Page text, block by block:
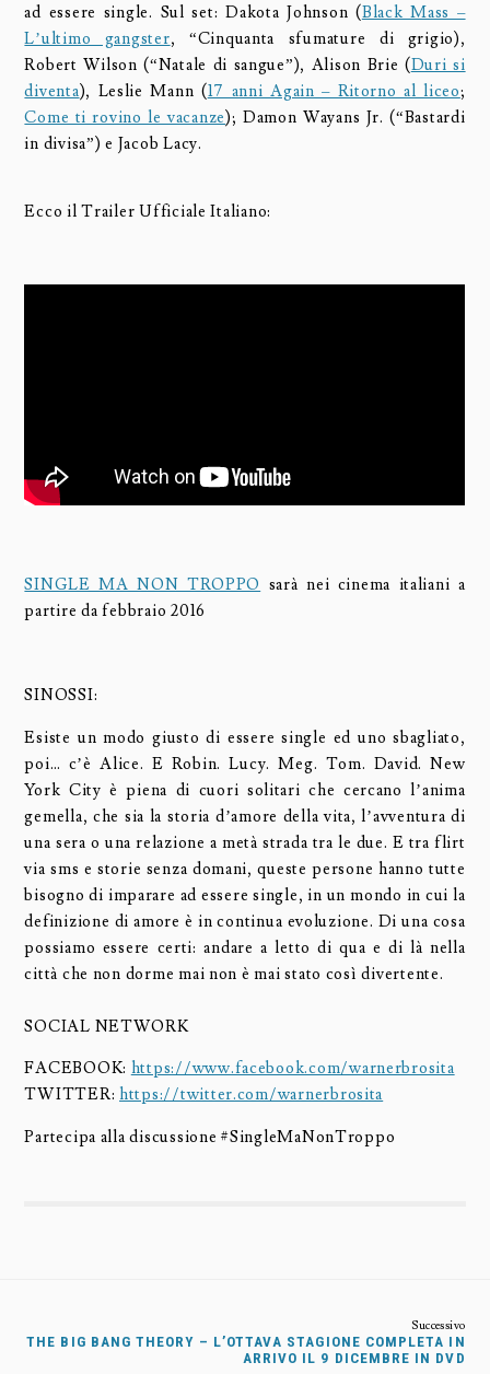
ad essere single. Sul set: Dakota Johnson (Black Mass –
L’ultimo gangster, “Cinquanta sfumature di grigio),
Robert Wilson (“Natale di sangue”), Alison Brie (Duri si
diventa), Leslie Mann (17 anni Again – Ritorno al liceo;
Come ti rovino le vacanze); Damon Wayans Jr. (“Bastardi
in divisa”) e Jacob Lacy.
Ecco il Trailer Ufficiale Italiano:
SINGLE MA NON TROPPO sarà nei cinema italiani a
partire da febbraio 2016
SINOSSI:
Esiste un modo giusto di essere single ed uno sbagliato,
poi… c’è Alice. E Robin. Lucy. Meg. Tom. David. New
York City è piena di cuori solitari che cercano l’anima
gemella, che sia la storia d’amore della vita, l’avventura di
una sera o una relazione a metà strada tra le due. E tra flirt
via sms e storie senza domani, queste persone hanno tutte
bisogno di imparare ad essere single, in un mondo in cui la
definizione di amore è in continua evoluzione. Di una cosa
possiamo essere certi: andare a letto di qua e di là nella
città che non dorme mai non è mai stato così divertente.
SOCIAL NETWORK
FACEBOOK: https://www.facebook.com/warnerbrosita
TWITTER:https://twitter.com/warnerbrosita
Partecipa alla discussione #SingleMaNonTroppo
THE BIG BANG THEORY – L’OTTAVA STAGIONE COMPLETA IN
ARRIVO IL 9 DICEMBRE IN DVD